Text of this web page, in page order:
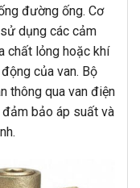
đường ống. Cơ
dụng các cảm
chất lỏng hoặc khí
của van. Bộ
thông qua van điện
bảo áp suất và